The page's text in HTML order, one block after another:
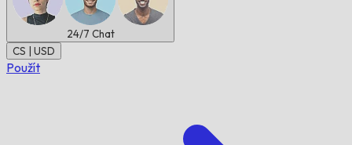
24/7 Chat
CS | USD
Použít